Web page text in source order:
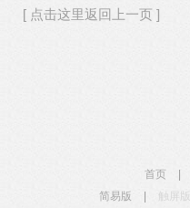
[ 点击这里返回上一页 ]
首页
简易版
触屏版